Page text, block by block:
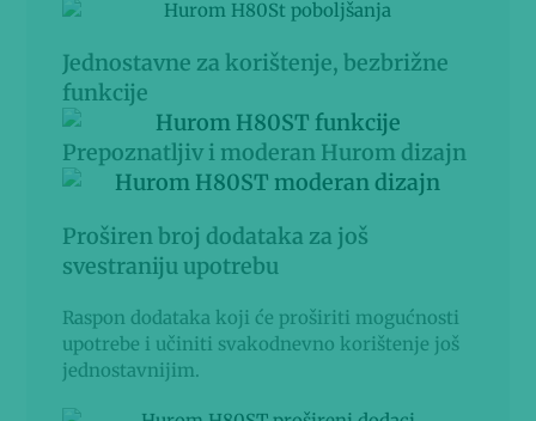
Jednostavne za korištenje, bezbrižne
funkcije
Prepoznatljiv i moderan Hurom dizajn
Proširen broj dodataka za još
svestraniju upotrebu
Raspon dodataka koji će proširiti mogućnosti
upotrebe i učiniti svakodnevno korištenje još
jednostavnijim.